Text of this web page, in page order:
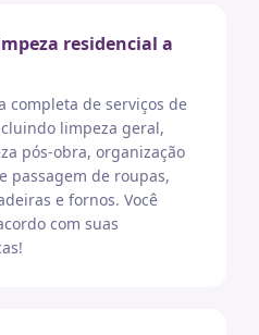
residencial a
completa de serviços de
limpeza geral,
pós-obra, organização
passagem de roupas,
e fornos. Você
com suas